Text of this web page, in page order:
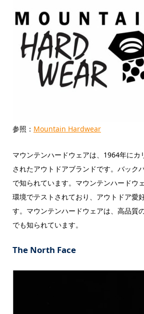
参照： Mountain Hardwear
マウンテンハードウェアは、1964年にカ
されたアウトドアブランドです。バック
で知られています。マウンテンハードウ
環境でテストされており、アウトドア愛
す。マウンテンハードウェアは、高品質
でも知られています。
The North Face